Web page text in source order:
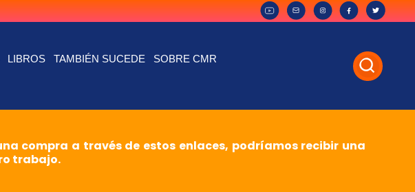
LIBROS TAMBIÉN SUCEDE SOBRE CMR
compra a través de estos enlaces, podríamos recibir una
trabajo.